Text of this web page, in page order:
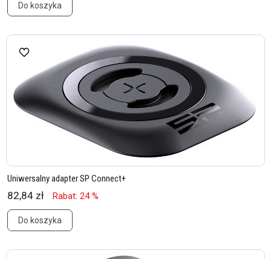
Do koszyka
Uniwersalny adapter SP Connect+
82,84 zł Rabat: 24 %
Do koszyka